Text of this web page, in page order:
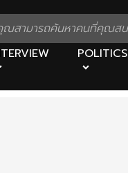
POLITICS